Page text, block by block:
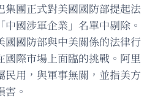
集團正式對美國國防部提起法
國涉軍企業」名單中剔除。
國國防部與中美關係的法律行
國際市場上面臨的挑戰。阿里
民用，與軍事無關，並指美方
。